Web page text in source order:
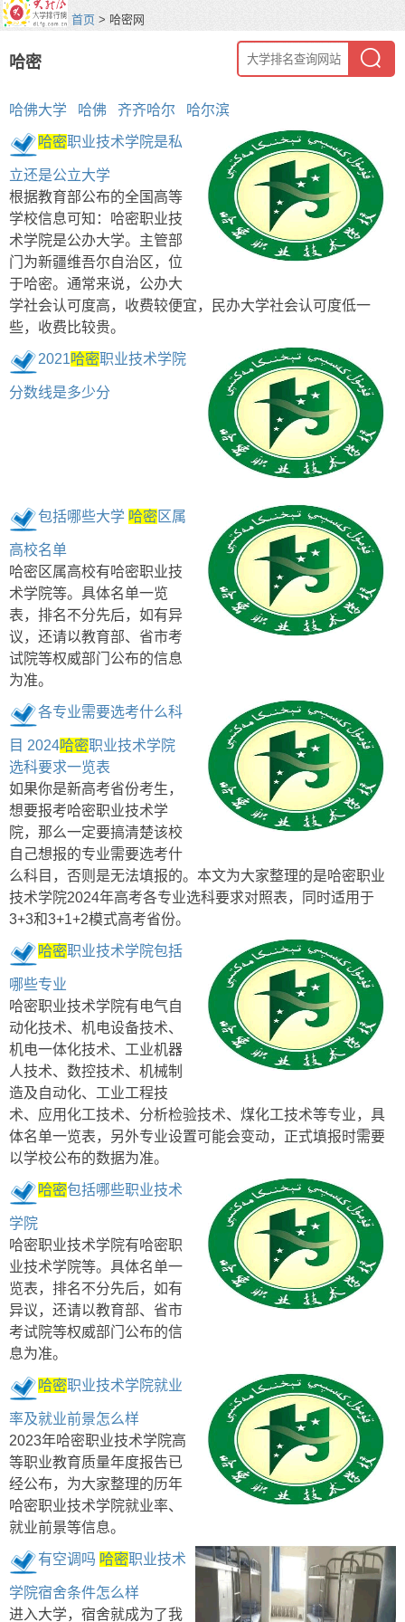
首页 > 哈密网
哈密
哈佛大学 哈佛 齐齐哈尔 哈尔滨
哈密职业技术学院是私
立还是公立大学
根据教育部公布的全国高等
学校信息可知：哈密职业技
术学院是公办大学。主管部
门为新疆维吾尔自治区，位
于哈密。通常来说，公办大
学社会认可度高，收费较便宜，民办大学社会认可度低一
些，收费比较贵。
2021哈密职业技术学院
分数线是多少分
包括哪些大学 哈密 区属
高校名单
哈密区属高校有哈密职业技
术学院等。具体名单一览
表，排名不分先后，如有异
议，还请以教育部、省市考
试院等权威部门公布的信息
为准。
各专业需要选考什么科
目 2024哈密职业技术学院
选科要求一览表
如果你是新高考省份考生，
想要报考哈密职业技术学
院，那么一定要搞清楚该校
自己想报的专业需要选考什
么科目，否则是无法填报的。本文为大家整理的是哈密职业
技术学院2024年高考各专业选科要求对照表，同时适用于
3+3和3+1+2模式高考省份。
哈密职业技术学院包括
哪些专业
哈密职业技术学院有电气自
动化技术、机电设备技术、
机电一体化技术、工业机器
人技术、数控技术、机械制
造及自动化、工业工程技
术、应用化工技术、分析检验技术、煤化工技术等专业，具
体名单一览表，另外专业设置可能会变动，正式填报时需要
以学校公布的数据为准。
哈密包括哪些职业技术
学院
哈密职业技术学院有哈密职
业技术学院等。具体名单一
览表，排名不分先后，如有
异议，还请以教育部、省市
考试院等权威部门公布的信
息为准。
哈密职业技术学院就业
率及就业前景怎么样
2023年哈密职业技术学院高
等职业教育质量年度报告已
经公布，为大家整理的历年
哈密职业技术学院就业率、
就业前景等信息。
有空调吗 哈密职业技术
学院宿舍条件怎么样
进入大学，宿舍就成为了我